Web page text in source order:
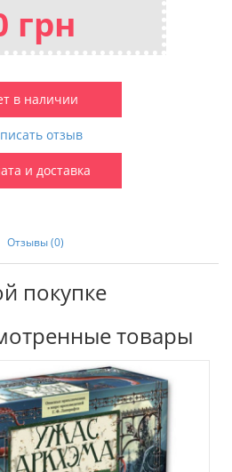
грн
в наличии
отзыв
и доставка
Отзывы (0)
покупке
товары